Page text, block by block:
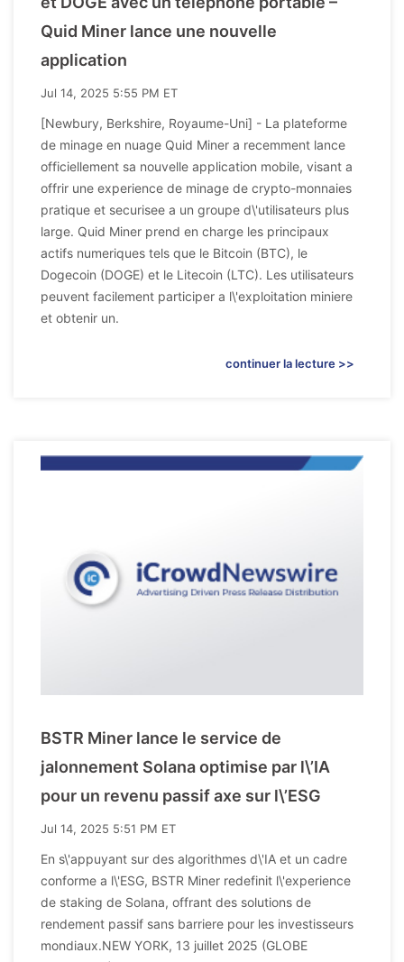
Quid Miner lance une nouvelle
application
Jul 14, 2025 5:55 PM ET
[Newbury, Berkshire, Royaume-Uni] - La plateforme
de minage en nuage Quid Miner a recemment lance
officiellement sa nouvelle application mobile, visant a
offrir une experience de minage de crypto-monnaies
pratique et securisee a un groupe d\'utilisateurs plus
large. Quid Miner prend en charge les principaux
actifs numeriques tels que le Bitcoin (BTC), le
Dogecoin (DOGE) et le Litecoin (LTC). Les utilisateurs
peuvent facilement participer a l\'exploitation miniere
et obtenir un.
continuer la lecture >>
BSTR Miner lance le service de
jalonnement Solana optimise par l\’IA
pour un revenu passif axe sur l\’ESG
Jul 14, 2025 5:51 PM ET
En s\'appuyant sur des algorithmes d\'IA et un cadre
conforme a l\'ESG, BSTR Miner redefinit l\'experience
de staking de Solana, offrant des solutions de
rendement passif sans barriere pour les investisseurs
mondiaux.NEW YORK, 13 juillet 2025 (GLOBE